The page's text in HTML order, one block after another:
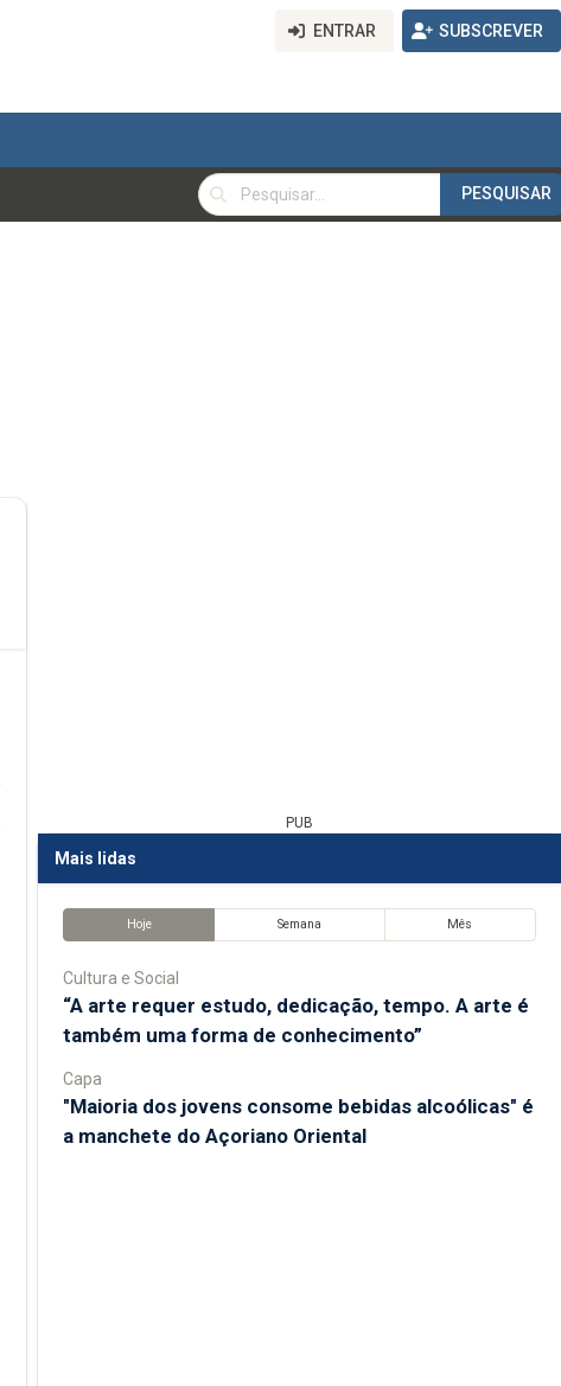
ENTRAR SUBSCREVER
PESQUISAR
PESQUISAR
PUB
Mais lidas
Hoje Semana Mês
Cultura e Social
“A arte requer estudo, dedicação, tempo. A arte é
também uma forma de conhecimento”
Capa
"Maioria dos jovens consome bebidas alcoólicas" é
a manchete do Açoriano Oriental